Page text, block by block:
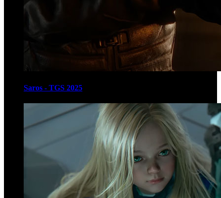
Saros - TGS 2025